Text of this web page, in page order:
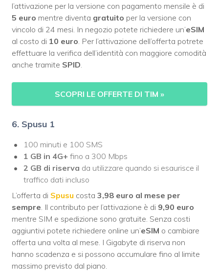
l’attivazione per la versione con pagamento mensile è di
5 euro mentre diventa gratuito per la versione con
vincolo di 24 mesi. In negozio potete richiedere un’eSIM
al costo di 10 euro. Per l’attivazione dell’offerta potrete
effettuare la verifica dell’identità con maggiore comodità
anche tramite SPID.
SCOPRI LE OFFERTE DI TIM »
6. Spusu 1
100 minuti e 100 SMS
1 GB in 4G+ fino a 300 Mbps
2 GB di riserva da utilizzare quando si esaurisce il
traffico dati incluso
L’offerta di Spusu costa 3,98 euro al mese per
sempre. Il contributo per l’attivazione è di 9,90 euro
mentre SIM e spedizione sono gratuite. Senza costi
aggiuntivi potete richiedere online un’eSIM o cambiare
offerta una volta al mese. I Gigabyte di riserva non
hanno scadenza e si possono accumulare fino al limite
massimo previsto dal piano.